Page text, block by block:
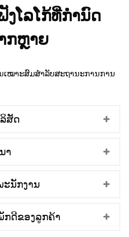
ໂລໂກ້ທີ່ກຳນົດ
ກຫຼາຍ
ເໝາະສົມສຳລັບສະຖານະການການ
ສັດ
າ
ະນັກງານ
ກດີຂອງລູກຄ້າ